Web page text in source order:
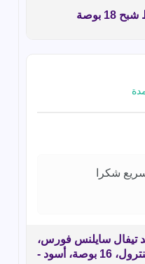
بوصة
شكرا
تيفال سايلنس فورس،
ريموت كنترول، 16 بوصة، أسود -